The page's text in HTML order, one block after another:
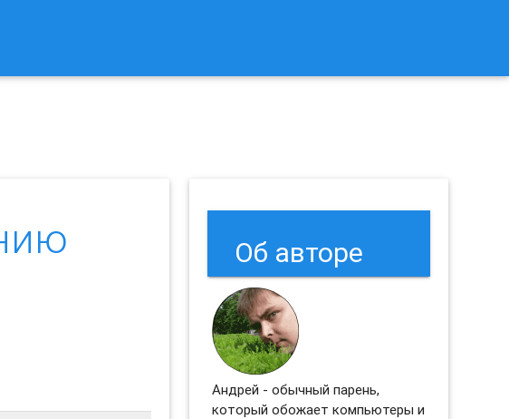
Об авторе
Андрей - обычный парень,
который обожает компьютеры и